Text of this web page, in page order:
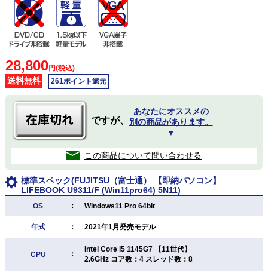
28,800円(税込)
送料無料 261ポイント還元
ですが、
あなたにオススメの
別の商品があります。
▼
この商品について問い合わせる
標準スペック(FUJITSU（富士通） 【即納パソコン】
LIFEBOOK U9311/F (Win11pro64) 5N11)
OS ： Windows11 Pro 64bit
年式 ： 2021年1月発売モデル
CPU ：
Intel Core i5 1145G7 【11世代】
2.6GHz コア数：4 スレッド数：8